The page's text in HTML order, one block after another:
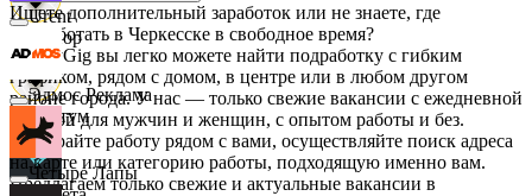
Авиор
Альтум
Urent
Эдмос Реклама
Четыре Лапы
Ищете дополнительный заработок или не знаете, где
подработать в Черкесске в свободное время?
На MyGig вы легко можете найти подработку с гибким
графиком, рядом с домом, в центре или в любом другом
районе города. У нас — только свежие вакансии с ежедневной
оплатой для мужчин и женщин, с опытом работы и без.
Выбирайте работу рядом с вами, осуществляйте поиск адреса
на карте или категорию работы, подходящую именно вам.
Предлагаем только свежие и актуальные вакансии в